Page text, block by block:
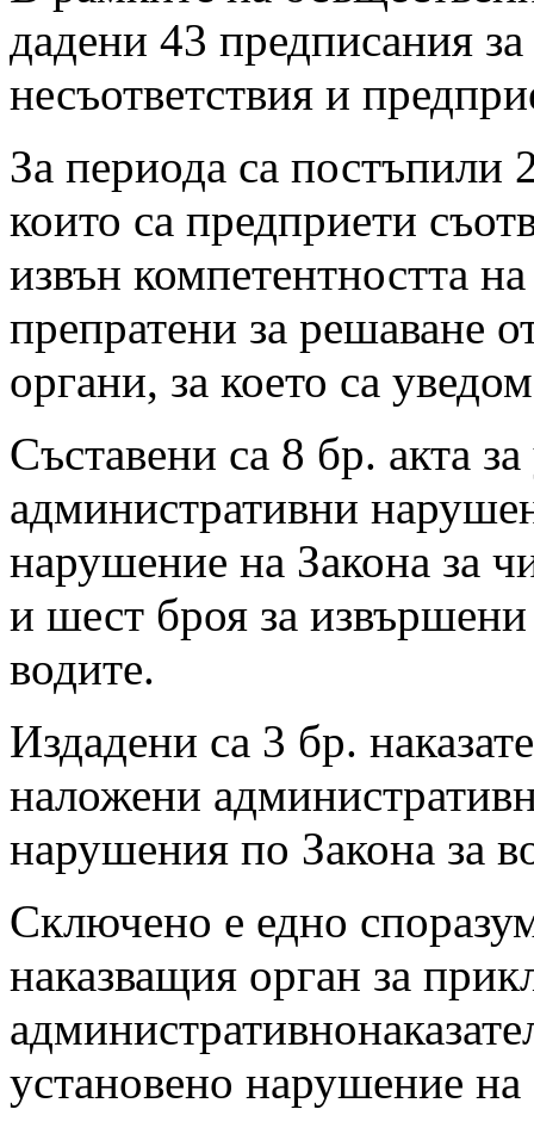
дадени 43 предписания
несъответствия и
За периода са постъпили
които са предприети
извън компетентността
препратени за решаване
органи, за което са
Съставени са 8 бр. акта
административни
нарушение на Закона за
и шест броя за
водите.
Издадени са 3 бр.
наложени
нарушения по Закона за
Сключено е едно
наказващия орган за
установено нарушение на